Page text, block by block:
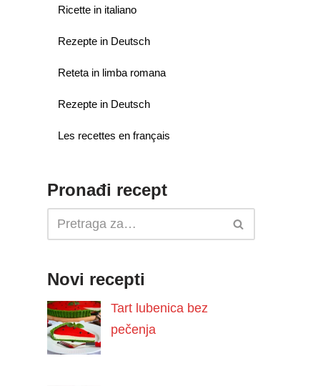
Ricette in italiano
Rezepte in Deutsch
Reteta in limba romana
Rezepte in Deutsch
Les recettes en français
Pronađi recept
Novi recepti
Tart lubenica bez
pečenja